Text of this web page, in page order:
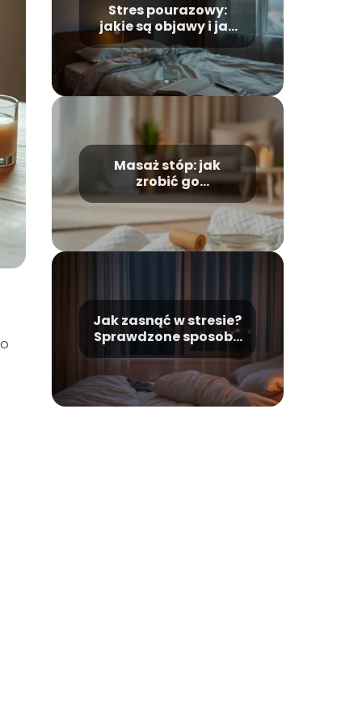
Stres pourazowy:
jakie są objawy i jak
je rozpoznać?
Masaż stóp: jak
zrobić go
samodzielnie w kilku
prostych krokach?
Jak zasnąć w stresie?
Sprawdzone sposoby
na spokojny sen